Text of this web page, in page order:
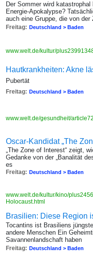
Der Sommer wird
Energie-Apokalypse?
auch eine Gruppe, die von
Freitag: Deutschland > Baden
www.welt.de/kultur/
Hautkrankheiten: Akne
Pubertät
Freitag: Deutschland > Baden
www.welt.de/gesundheit/
Oscar-Kandidat „The
„The Zone of Interest“ zeigt,
Gedanke von der „Banalität
es
Freitag: Deutschland > Baden
www.welt.de/kultur/kino/
Holocaust.html
Brasilien: Diese Region
Tocantins ist Brasiliens
andere Menschen Ein
Savannenlandschaft haben
Freitag: Deutschland > Baden